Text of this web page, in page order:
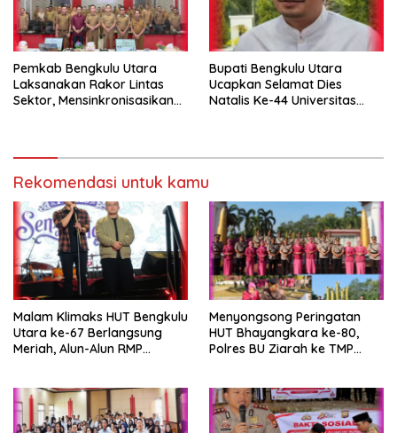
Pemkab Bengkulu Utara
Laksanakan Rakor Lintas
Sektor, Mensinkronisasikan
Bupati Bengkulu Utara
Ucapkan Selamat Dies
Natalis Ke-44 Universitas
Rekomendasi untuk kamu
Malam Klimaks HUT Bengkulu
Utara ke-67 Berlangsung
Meriah, Alun-Alun RMP
Menyongsong Peringatan
HUT Bhayangkara ke-80,
Polres BU Ziarah ke TMP